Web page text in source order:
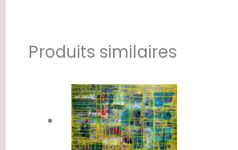
Produits similaires